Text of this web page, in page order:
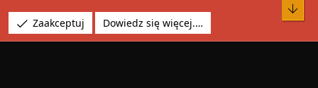
Tłumaczenie wykonane przezXboxForum.pl
Media embeds
via s9e/MediaSites
Zaakceptuj Dowiedz się więcej.…